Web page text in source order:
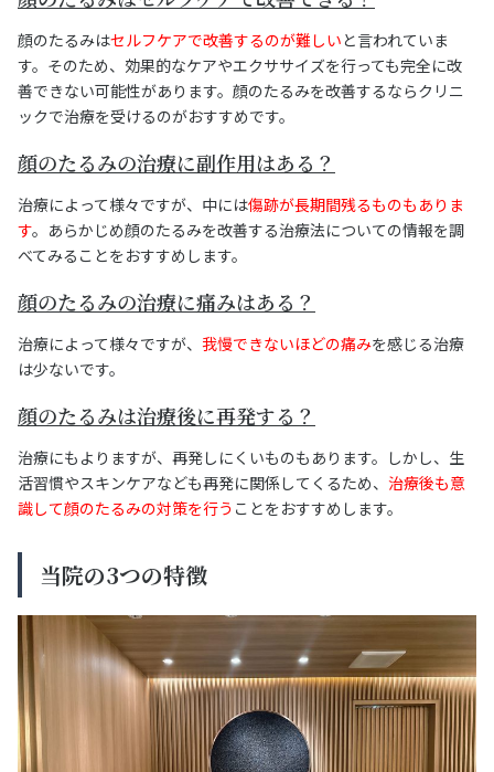
顔のたるみはセルフケアで改善するのが難しいと言われていま
す。そのため、効果的なケアやエクササイズを行っても完全に改
善できない可能性があります。顔のたるみを改善するならクリニ
ックで治療を受けるのがおすすめです。
顔のたるみの治療に副作用はある？
治療によって様々ですが、中には傷跡が長期間残るものもありま
す。あらかじめ顔のたるみを改善する治療法についての情報を調
べてみることをおすすめします。
顔のたるみの治療に痛みはある？
治療によって様々ですが、 我慢できないほどの痛みを感じる治療
は少ないです。
顔のたるみは治療後に再発する？
治療にもよりますが、再発しにくいものもあります。しかし、生
活習慣やスキンケアなども再発に関係してくるため、 治療後も意
識して顔のたるみの対策を行う ことをおすすめします。
当院の3つの特徴